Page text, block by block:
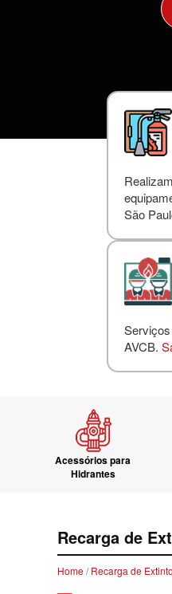
São
AVCB.
Acessórios para
Hidrantes
Recarga de
Home/Recarga de